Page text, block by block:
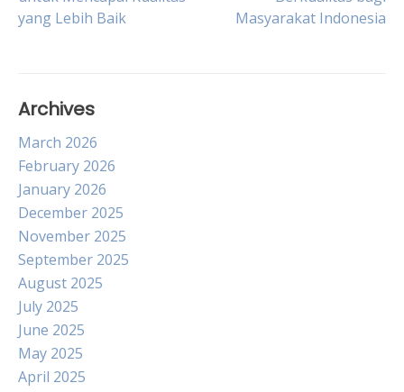
navigation
yang Lebih Baik
Masyarakat Indonesia
Archives
March 2026
February 2026
January 2026
December 2025
November 2025
September 2025
August 2025
July 2025
June 2025
May 2025
April 2025